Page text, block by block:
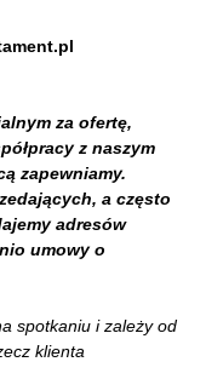
za ofertę,
z naszym
zapewniamy.
a często
adresów
umowy o
spotkaniu i zależy od
klienta